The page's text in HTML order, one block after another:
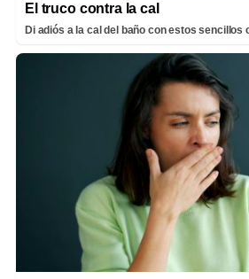
El truco contra la cal
Di adiós a la cal del baño con estos sencillos